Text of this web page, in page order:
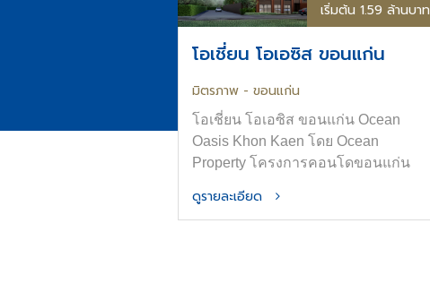
เริ่มต้น 1.59 ล้านบาท
โอเชี่ยน โอเอซิส ขอนแก่น
มิตรภาพ - ขอนแก่น
โอเชี่ยน โอเอซิส ขอนแก่น Ocean
Oasis Khon Kaen โดย Ocean
Property โครงการคอนโดขอนแก่น
ขอนแก่น ออกแบบภายใต้แนวคิด
ดูรายละเอียด